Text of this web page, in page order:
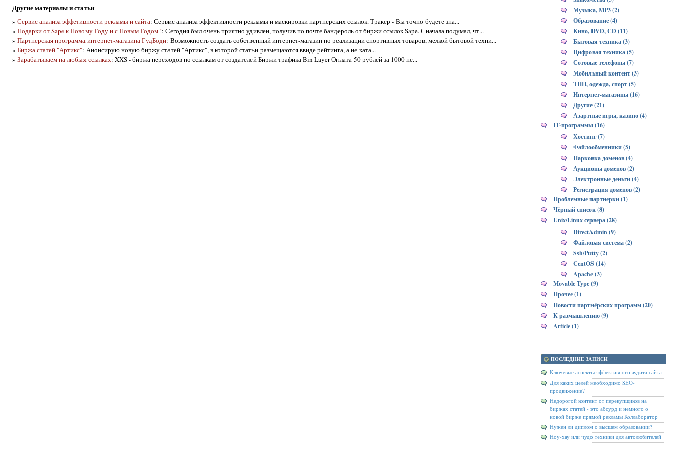
Другие материалы и статьи
» Сервис анализа эффетивности рекламы и сайта: Сервис анализа эффективности рекламы и маскировки партнерских ссылок. Тракер - Вы точно будете зна...
» Подарки от Sape к Новому Году и с Новым Годом !: Сегодня был очень приятно удивлен, получив по почте бандероль от биржи ссылок Sape. Сначала подумал, чт...
» Партнерская программа интернет-магазина ГудБоди: Возможность создать собственный интернет-магазин по реализации спортивных товаров, мелкой бытовой техни...
» Биржа статей "Артикс": Анонсирую новую биржу статей "Артикс", в которой статьи размещаются ввиде рейтинга, а не ката...
» Зарабатываем на любых ссылках: XXS - биржа переходов по ссылкам от создателей Биржи трафика Bin Layer Оплата 50 рублей за 1000 пе...
Музыка, MP3 (2)
Образование (4)
Кино, DVD, CD (11)
Бытовая техника (3)
Цифровая техника (5)
Сотовые телефоны (7)
Мобильный контент (3)
ТНП, одежда, спорт (5)
Интернет-магазины (16)
Другие (21)
Азартные игры, казино (4)
IT-программы (16)
Хостинг (7)
Файлообменники (5)
Парковка доменов (4)
Аукционы доменов (2)
Электронные деньги (4)
Регистрация доменов (2)
Проблемные партнерки (1)
Чёрный список (8)
Unix/Linux сервера (28)
DirectAdmin (9)
Файловая система (2)
Ssh/Putty (2)
CentOS (14)
Apache (3)
Movable Type (9)
Прочее (1)
Новости партнёрских программ (20)
К размышлению (9)
Article (1)
ПОСЛЕДНИЕ ЗАПИСИ
Ключевые аспекты эффективного аудита сайта
Для каких целей необходимо SEO-
продвижение?
Недорогой контент от перекупщиков на
биржах статей - это абсурд и немного о
новой бирже прямой рекламы Коллаборатор
Нужен ли диплом о высшем образовании?
Ноу-хау или чудо техники для автолюбителей